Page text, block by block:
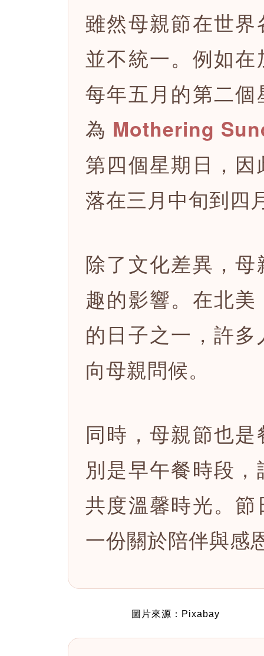
雖然母親節在世
並不統一。例如
每年五月的第二
為 Mothering
第四個星期日，
落在三月中旬到四
除了文化差異，
趣的影響。在北
的日子之一，許
向母親問候。
同時，母親節也
別是早午餐時段
共度溫馨時光。
一份關於陪伴與感
圖片來源：Pixabay